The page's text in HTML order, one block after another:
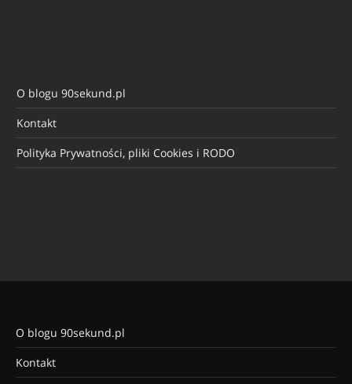
O blogu 90sekund.pl
Kontakt
Polityka Prywatności, pliki Cookies i RODO
O blogu 90sekund.pl
Kontakt